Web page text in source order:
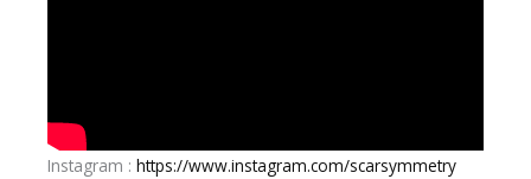
Instagram : https://www.instagram.com/scarsymmetry